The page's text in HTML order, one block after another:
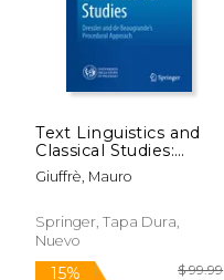
dcto.
Text Linguistics and
Classical Studies:
Dressler and de
Beaugrande's
(en Inglés)
Giuffrè, Mauro
Springer, Tapa Dura,
Nuevo